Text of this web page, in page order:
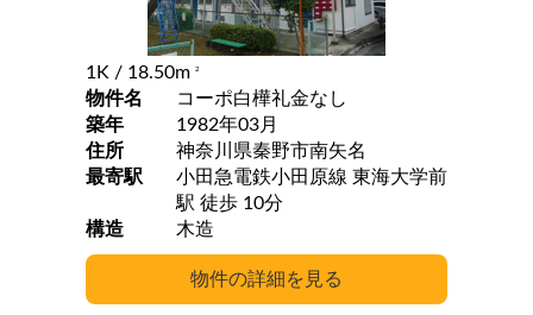
1K / 18.50m 2
物件名
コーポ白樺礼金なし
築年
1982年03月
住所
神奈川県秦野市南矢名
最寄駅
小田急電鉄小田原線 東海大学前
駅 徒歩 10分
構造
木造